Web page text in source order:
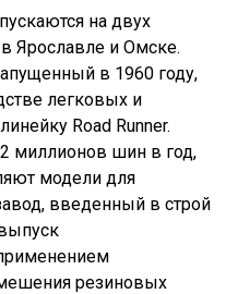
на двух
Ярославле и Омске.
в 1960 году,
легковых и
Road Runner.
миллионов шин в год,
модели для
введенный в строй
резиновых